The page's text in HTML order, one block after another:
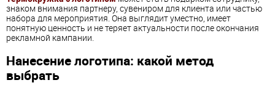
знаком внимания партнеру, сувениром для клиента или частью
набора для мероприятия. Она выглядит уместно, имеет
понятную ценность и не теряет актуальности после окончания
рекламной кампании.
Нанесение логотипа: какой метод
выбрать